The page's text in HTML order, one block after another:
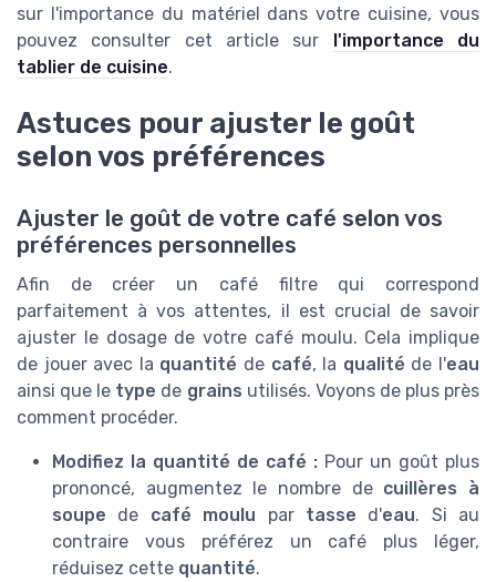
sur l'importance du matériel dans votre cuisine, vous
pouvez consulter cet article sur
l'importance du
tablier de cuisine.
Astuces pour ajuster le goût
selon vos préférences
Ajuster le goût de votre café selon vos
préférences personnelles
Afin de créer un café filtre qui correspond
parfaitement à vos attentes, il est crucial de savoir
ajuster le dosage de votre café moulu. Cela implique
de jouer avec la quantité de café, la qualité de l'eau
ainsi que le type de grains utilisés. Voyons de plus près
comment procéder.
Modifiez la quantité de café : Pour un goût plus
prononcé, augmentez le nombre de cuillères à
soupe de café moulu par tasse d'eau. Si au
contraire vous préférez un café plus léger,
réduisez cette quantité.